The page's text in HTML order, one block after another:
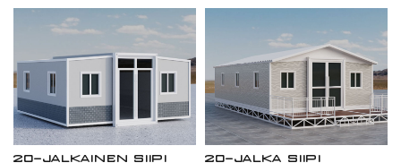
20-JALKAINEN SIIPI
20-JALKA SIIPI